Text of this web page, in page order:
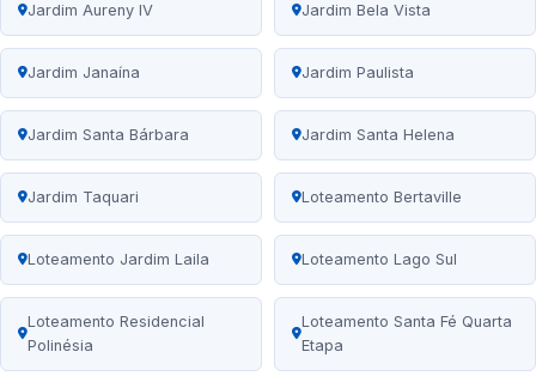
Jardim Aureny IV Jardim Bela Vista
Jardim Janaína Jardim Paulista
Jardim Santa Bárbara Jardim Santa Helena
Jardim Taquari Loteamento Bertaville
Loteamento Jardim Laila Loteamento Lago Sul
Loteamento Residencial
Polinésia
Loteamento Santa Fé Quarta
Etapa